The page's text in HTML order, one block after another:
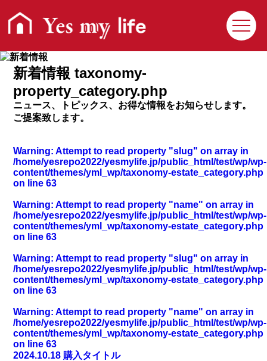
住まいの相談Q&A 利用操作Q&A
物件検索 会社検索
業種一覧
会員登録 ログイン
新着情報 taxonomy-
property_category.php
ニュース、トピックス、お得な情報をお知らせします。
ご提案致します。
Warning: Attempt to read property "slug" on array in
/home/yesrepo2022/yesmylife.jp/public_html/test/wp/wp-
content/themes/yml_wp/taxonomy-estate_category.php
on line63
Warning: Attempt to read property "name" on array in
/home/yesrepo2022/yesmylife.jp/public_html/test/wp/wp-
content/themes/yml_wp/taxonomy-estate_category.php
on line63
Warning: Attempt to read property "slug" on array in
/home/yesrepo2022/yesmylife.jp/public_html/test/wp/wp-
content/themes/yml_wp/taxonomy-estate_category.php
on line63
Warning: Attempt to read property "name" on array in
/home/yesrepo2022/yesmylife.jp/public_html/test/wp/wp-
content/themes/yml_wp/taxonomy-estate_category.php
on line63
2024.10.18 購入タイトル